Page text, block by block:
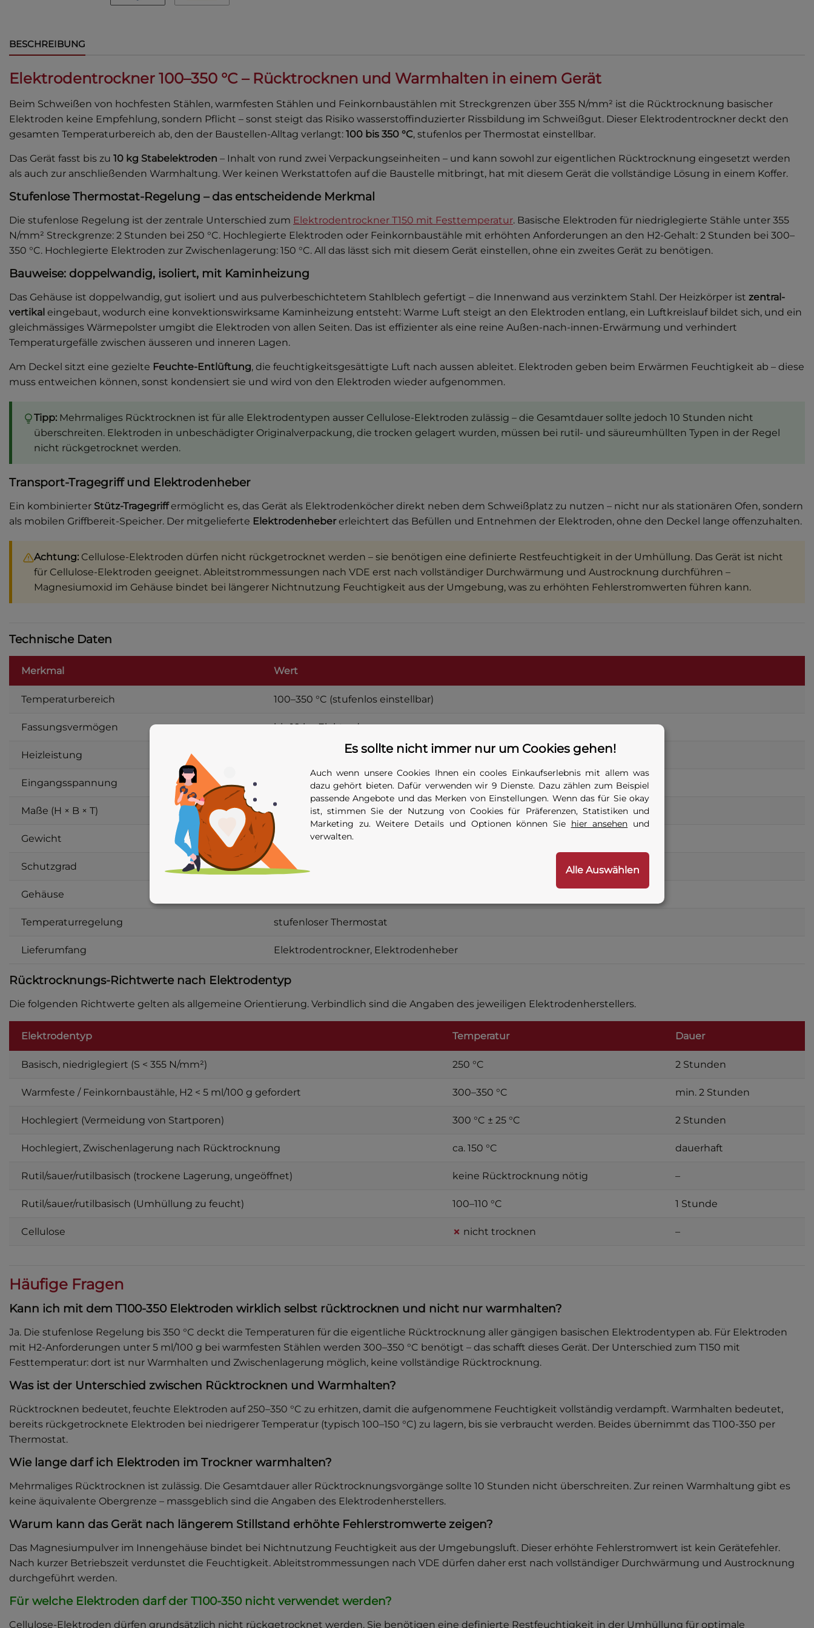
BESCHREIBUNG
Elektrodentrockner 100–350 °C – Rücktrocknen und Warmhalten in einem Gerät
Beim Schweißen von hochfesten Stählen, warmfesten Stählen und Feinkornbaustählen mit Streckgrenzen über 355 N/mm² ist die Rücktrocknung basischer
Elektroden keine Empfehlung, sondern Pflicht – sonst steigt das Risiko wasserstoffinduzierter Rissbildung im Schweißgut. Dieser Elektrodentrockner deckt den
gesamten Temperaturbereich ab, den der Baustellen-Alltag verlangt: 100 bis 350 °C, stufenlos per Thermostat einstellbar.
Das Gerät fasst bis zu 10 kg Stabelektroden – Inhalt von rund zwei Verpackungseinheiten – und kann sowohl zur eigentlichen Rücktrocknung eingesetzt werden
als auch zur anschließenden Warmhaltung. Wer keinen Werkstattofen auf die Baustelle mitbringt, hat mit diesem Gerät die vollständige Lösung in einem Koffer.
Stufenlose Thermostat-Regelung – das entscheidende Merkmal
Die stufenlose Regelung ist der zentrale Unterschied zum Elektrodentrockner T150 mit Festtemperatur. Basische Elektroden für niedriglegierte Stähle unter 355
N/mm² Streckgrenze: 2 Stunden bei 250 °C. Hochlegierte Elektroden oder Feinkornbaustähle mit erhöhten Anforderungen an den H2-Gehalt: 2 Stunden bei 300–
350 °C. Hochlegierte Elektroden zur Zwischenlagerung: 150 °C. All das lässt sich mit diesem Gerät einstellen, ohne ein zweites Gerät zu benötigen.
Bauweise: doppelwandig, isoliert, mit Kaminheizung
Das Gehäuse ist doppelwandig, gut isoliert und aus pulverbeschichtetem Stahlblech gefertigt – die Innenwand aus verzinktem Stahl. Der Heizkörper ist zentral-
vertikal eingebaut, wodurch eine konvektionswirksame Kaminheizung entsteht: Warme Luft steigt an den Elektroden entlang, ein Luftkreislauf bildet sich, und ein
gleichmässiges Wärmepolster umgibt die Elektroden von allen Seiten. Das ist effizienter als eine reine Außen-nach-innen-Erwärmung und verhindert
Temperaturgefälle zwischen äusseren und inneren Lagen.
Am Deckel sitzt eine gezielte Feuchte-Entlüftung, die feuchtigkeitsgesättigte Luft nach aussen ableitet. Elektroden geben beim Erwärmen Feuchtigkeit ab – diese
muss entweichen können, sonst kondensiert sie und wird von den Elektroden wieder aufgenommen.
Tipp: Mehrmaliges Rücktrocknen ist für alle Elektrodentypen ausser Cellulose-Elektroden zulässig – die Gesamtdauer sollte jedoch 10 Stunden nicht
überschreiten. Elektroden in unbeschädigter Originalverpackung, die trocken gelagert wurden, müssen bei rutil- und säureumhüllten Typen in der Regel
nicht rückgetrocknet werden.
Transport-Tragegriff und Elektrodenheber
Ein kombinierter Stütz-Tragegriffermöglicht es, das Gerät als Elektrodenköcher direkt neben dem Schweißplatz zu nutzen – nicht nur als stationären Ofen, sondern
als mobilen Griffbereit-Speicher. Der mitgelieferte Elektrodenhebererleichtert das Befüllen und Entnehmen der Elektroden, ohne den Deckel lange offenzuhalten.
Achtung: Cellulose-Elektroden dürfen nicht rückgetrocknet werden – sie benötigen eine definierte Restfeuchtigkeit in der Umhüllung. Das Gerät ist nicht
für Cellulose-Elektroden geeignet. Ableitstrommessungen nach VDE erst nach vollständiger Durchwärmung und Austrocknung durchführen –
Magnesiumoxid im Gehäuse bindet bei längerer Nichtnutzung Feuchtigkeit aus der Umgebung, was zu erhöhten Fehlerstromwerten führen kann.
Technische Daten
Merkmal Wert
Temperaturbereich 100–350 °C (stufenlos einstellbar)
Fassungsvermögen bis 10 kg Elektroden
Heizleistung
Eingangsspannung 230 V / 50 Hz (Schuko)
Maße (H × B × T) 610 × 155 × 160 mm
Gewicht ca. 8 kg
Schutzgrad IP 23
Gehäuse
Temperaturregelung stufenloser Thermostat
Lieferumfang Elektrodentrockner, Elektrodenheber
Rücktrocknungs-Richtwerte nach Elektrodentyp
Die folgenden Richtwerte gelten als allgemeine Orientierung. Verbindlich sind die Angaben des jeweiligen Elektrodenherstellers.
Elektrodentyp Temperatur Dauer
Basisch, niedriglegiert (S < 355 N/mm²) 250 °C 2 Stunden
Warmfeste / Feinkornbaustähle, H2 < 5 ml/100 g gefordert 300–350 °C min. 2 Stunden
Hochlegiert (Vermeidung von Startporen) 300 °C ± 25 °C 2 Stunden
Hochlegiert, Zwischenlagerung nach Rücktrocknung ca. 150 °C dauerhaft
Rutil/sauer/rutilbasisch (trockene Lagerung, ungeöffnet) keine Rücktrocknung nötig –
Rutil/sauer/rutilbasisch (Umhüllung zu feucht) 100–110 °C 1 Stunde
Cellulose ✗ nicht trocknen –
Häufige Fragen
Kann ich mit dem T100-350 Elektroden wirklich selbst rücktrocknen und nicht nur warmhalten?
Ja. Die stufenlose Regelung bis 350 °C deckt die Temperaturen für die eigentliche Rücktrocknung aller gängigen basischen Elektrodentypen ab. Für Elektroden
mit H2-Anforderungen unter 5 ml/100 g bei warmfesten Stählen werden 300–350 °C benötigt – das schafft dieses Gerät. Der Unterschied zum T150 mit
Festtemperatur: dort ist nur Warmhalten und Zwischenlagerung möglich, keine vollständige Rücktrocknung.
Was ist der Unterschied zwischen Rücktrocknen und Warmhalten?
Rücktrocknen bedeutet, feuchte Elektroden auf 250–350 °C zu erhitzen, damit die aufgenommene Feuchtigkeit vollständig verdampft. Warmhalten bedeutet,
bereits rückgetrocknete Elektroden bei niedrigerer Temperatur (typisch 100–150 °C) zu lagern, bis sie verbraucht werden. Beides übernimmt das T100-350 per
Thermostat.
Wie lange darf ich Elektroden im Trockner warmhalten?
Mehrmaliges Rücktrocknen ist zulässig. Die Gesamtdauer aller Rücktrocknungsvorgänge sollte 10 Stunden nicht überschreiten. Zur reinen Warmhaltung gibt es
keine äquivalente Obergrenze – massgeblich sind die Angaben des Elektrodenherstellers.
Warum kann das Gerät nach längerem Stillstand erhöhte Fehlerstromwerte zeigen?
Das Magnesiumpulver im Innengehäuse bindet bei Nichtnutzung Feuchtigkeit aus der Umgebungsluft. Dieser erhöhte Fehlerstromwert ist kein Gerätefehler.
Nach kurzer Betriebszeit verdunstet die Feuchtigkeit. Ableitstrommessungen nach VDE dürfen daher erst nach vollständiger Durchwärmung und Austrocknung
durchgeführt werden.
Für welche Elektroden darf der T100-350 nicht verwendet werden?
Cellulose-Elektroden dürfen grundsätzlich nicht rückgetrocknet werden. Sie benötigen eine definierte Restfeuchtigkeit in der Umhüllung für optimale
Es sollte nicht immer nur um Cookies gehen!
Auch wenn unsere Cookies Ihnen ein cooles Einkaufserlebnis mit allem was
dazu gehört bieten. Dafür verwenden wir 9 Dienste. Dazu zählen zum Beispiel
passende Angebote und das Merken von Einstellungen. Wenn das für Sie okay
ist, stimmen Sie der Nutzung von Cookies für Präferenzen, Statistiken und
Marketing zu. Weitere Details und Optionen können Sie hier ansehen und
verwalten.
Alle Auswählen